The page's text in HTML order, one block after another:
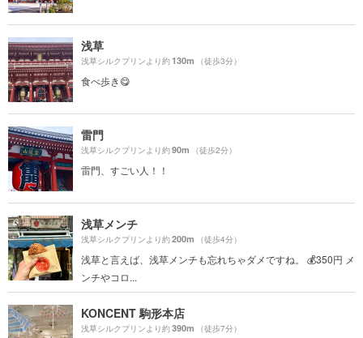
浅草
浅草シルクプリンより約130m （徒歩3分）
食べ歩き😋
雷門
浅草シルクプリンより約90m （徒歩2分）
雷門、すごい人！！
浅草メンチ
浅草シルクプリンより約200m （徒歩4分）
浅草と言えば、浅草メンチも忘れちゃダメですね。 💰350円 メ
ンチやコロ...
KONCENT 駒形本店
浅草シルクプリンより約390m （徒歩7分）